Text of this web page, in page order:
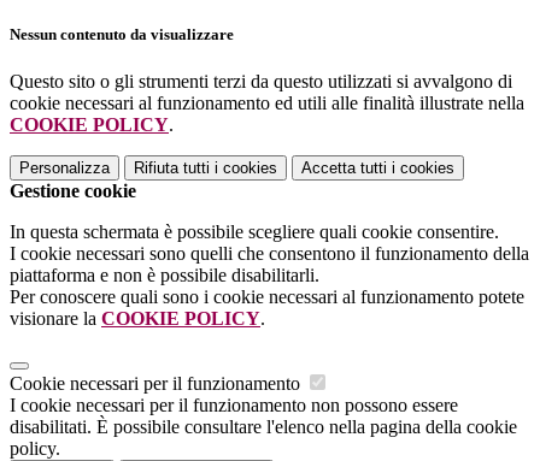
Nessun contenuto da visualizzare
Questo sito o gli strumenti terzi da questo utilizzati si avvalgono di
cookie necessari al funzionamento ed utili alle finalità illustrate nella
COOKIE POLICY.
Personalizza Rifiuta tutti i cookies Accetta tutti i cookies
Gestione cookie
In questa schermata è possibile scegliere quali cookie consentire.
I cookie necessari sono quelli che consentono il funzionamento della
piattaforma e non è possibile disabilitarli.
Per conoscere quali sono i cookie necessari al funzionamento potete
visionare la COOKIE POLICY.
Cookie necessari per il funzionamento
I cookie necessari per il funzionamento non possono essere
disabilitati. È possibile consultare l'elenco nella pagina della cookie
policy.